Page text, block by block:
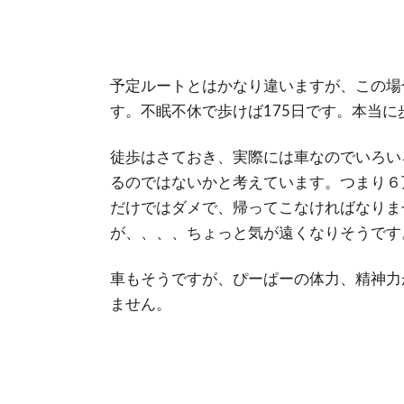
予定ルートとはかなり違いますが、この
す。不眠不休で歩けば175日です。本当
徒歩はさておき、実際には車なのでいろ
るのではないかと考えています。つまり
だけではダメで、帰ってこなければなり
が、、、、ちょっと気が遠くなりそうで
車もそうですが、ぴーぱーの体力、精神
ません。